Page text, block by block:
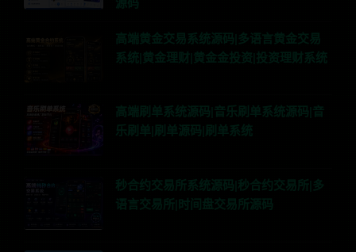
源码
高端黄金交易系统源码|多语言黄金交易
系统|黄金理财|黄金金投资|投资理财系统
高端刷单系统源码|音乐刷单系统源码|音
乐刷单|刷单源码|刷单系统
秒合约交易所系统源码|秒合约交易所|多
语言交易所|时间盘交易所源码